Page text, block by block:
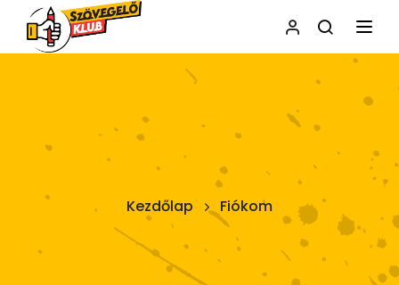
Kezdőlap Fiókom